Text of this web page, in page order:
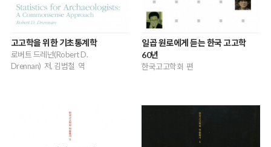
고고학을 위한 기초통계학
로버트 드레넌(Robert D.
Drennan) 저, 김범철 역
일곱 원로에게 듣는 한국 고고학
60년
한국고고학회 편